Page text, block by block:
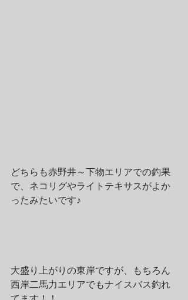
どちらも赤野井～下物エリアでの釣果
で、ネコリグやライトテキサスがよか
ったみたいです♪
大盛り上がりの東岸ですが、もちろん
西岸二馬力エリアでもナイスバス釣れ